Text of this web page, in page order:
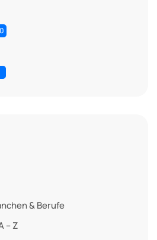
& Berufe
– Z